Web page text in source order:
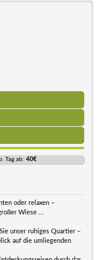
Tag ab: 40€
oder relaxen –
Wiese …
unser ruhiges Quartier –
auf die umliegenden